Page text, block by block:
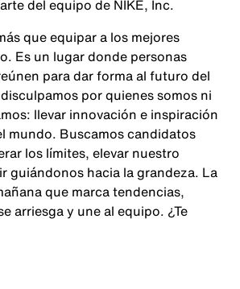
del equipo de NIKE, Inc.
que equipar a los mejores
Es un lugar donde personas
para dar forma al futuro del
por quienes somos ni
llevar innovación e inspiración
mundo. Buscamos candidatos
los límites, elevar nuestro
guiándonos hacia la grandeza. La
que marca tendencias,
arriesga y une al equipo. ¿Te